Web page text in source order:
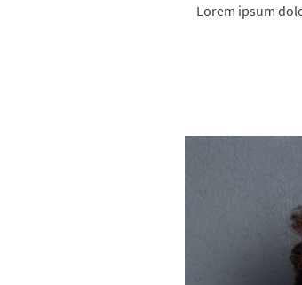
Lorem ipsum